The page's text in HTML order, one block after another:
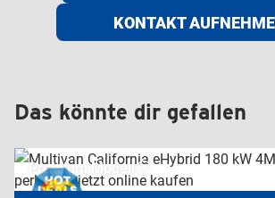
KONTAKT
Das könnte dir gefallen
Premium Modell